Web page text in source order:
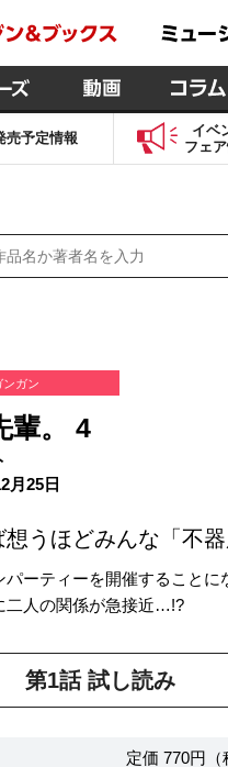
売予定情報
イベ
フェア
ンガン
輩。 4
月25日
うほどみんな「不器
パーティーを開催すること
二人の関係が急接近…!?
第1話 試し読み
定価 770円